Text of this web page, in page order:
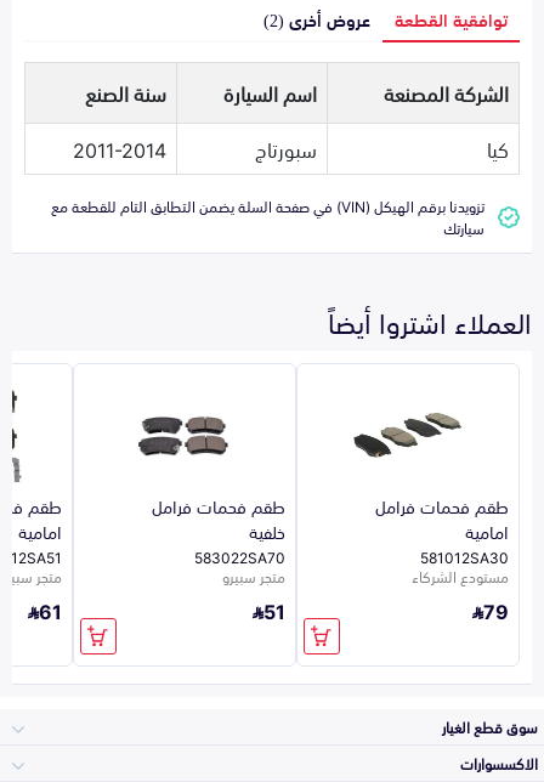
توافقية القطعة عروض أخرى (2)
الشركة المصنعة اسم السيارة
سنة الصنع
كيا
سبورتاج 2011-2014
تزويدنا برقم الهيكل (VIN) في صفحة السلة يضمن التطابق التام للقطعة مع
سيارتك
العملاء اشتروا أيضاً
طقم فحمات فرامل
امامية
581012SA30
مستودع الشركاء
79
طقم فحمات فرامل
خلفية
583022SA70
متجر سبيرو
51
طقم
امامية
متجر سبيرو
61
سوق قطع الغيار
الاكسسوارات